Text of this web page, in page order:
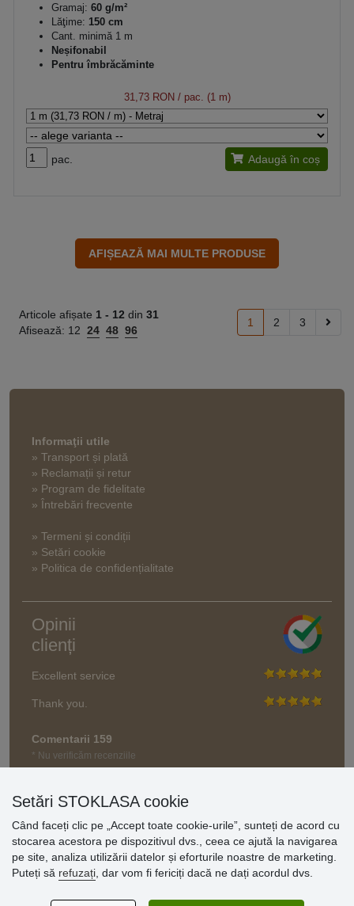
Gramaj: 60 g/m²
Lăţime: 150 cm
Cant. minimă 1 m
Neșifonabil
Pentru îmbrăcăminte
31,73 RON/ pac. (1 m)
pac. Adaugă în coș
Articole afișate 1 - 12 din 31
Afisează: 12 24 48 96
1 2 3
Informaţii utile
» Transport și plată
» Reclamații și retur
» Program de fidelitate
» Întrebări frecvente
» Termeni și condiții
» Setări cookie
» Politica de confidențialitate
Opinii
clienți
Excellent service
Thank you.
Comentarii 159
* Nu verificăm recenziile
Setări STOKLASA cookie
Când faceți clic pe „Accept toate cookie-urile”, sunteți de acord cu
stocarea acestora pe dispozitivul dvs., ceea ce ajută la navigarea
pe site, analiza utilizării datelor și eforturile noastre de marketing.
Puteți să refuzați , dar vom fi fericiți dacă ne dați acordul dvs.